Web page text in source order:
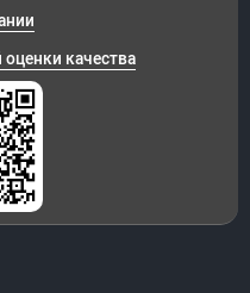
оценки качества